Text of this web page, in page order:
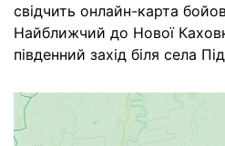
свідчить онлайн-карта
Найближчий до Нової
південний захід біля села